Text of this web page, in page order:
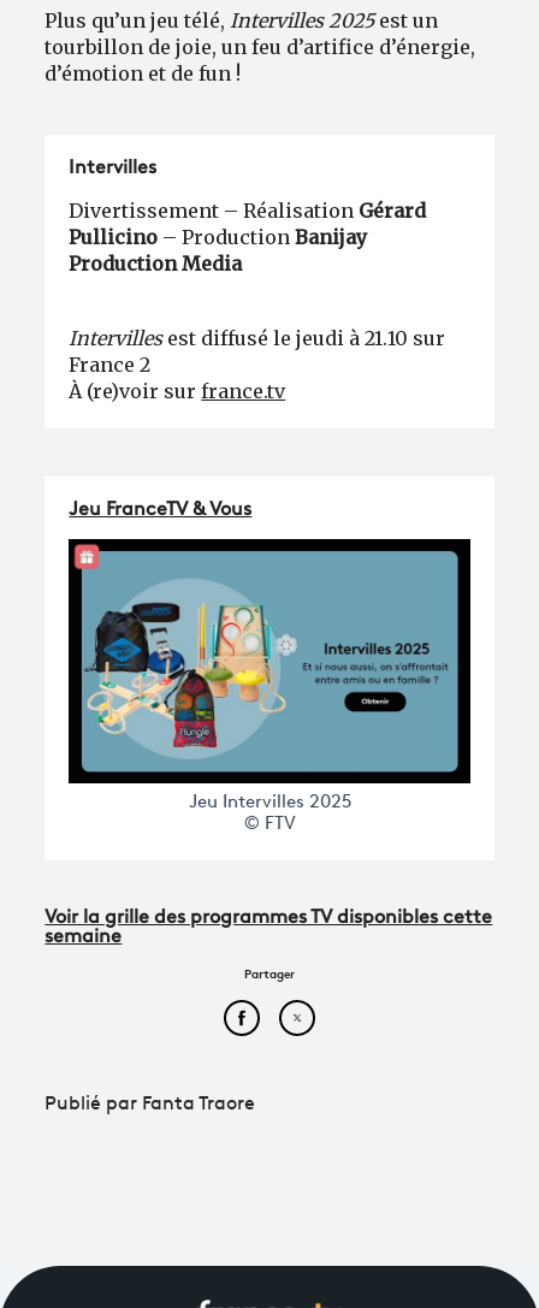
Plus qu’un jeu télé, Intervilles 2025est un
tourbillon de joie, un feu d’artifice d’énergie,
d’émotion et de fun !
Intervilles
Divertissement – Réalisation Gérard
Pullicino – ProductionBanijay
Production Media
Intervillesest diffusé le jeudi à 21.10 sur
France 2
À (re)voir surfrance.tv
Jeu FranceTV & Vous
Jeu Intervilles 2025
© FTV
Voir la grille des programmes TV disponibles cette
semaine
Partager
Partager cet article sur
Partager cet article sur
Publié par Fanta Traore